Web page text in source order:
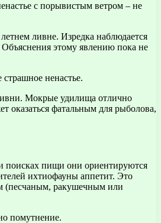
с порывистым ветром – не
ливне. Изредка наблюдается
Объяснения этому явлению пока не
ненастье.
Мокрые удилища отлично
оказаться фатальным для рыболова,
поисках пищи они ориентируются
ихтиофауны аппетит. Это
(песчаным, ракушечным или
помутнение.